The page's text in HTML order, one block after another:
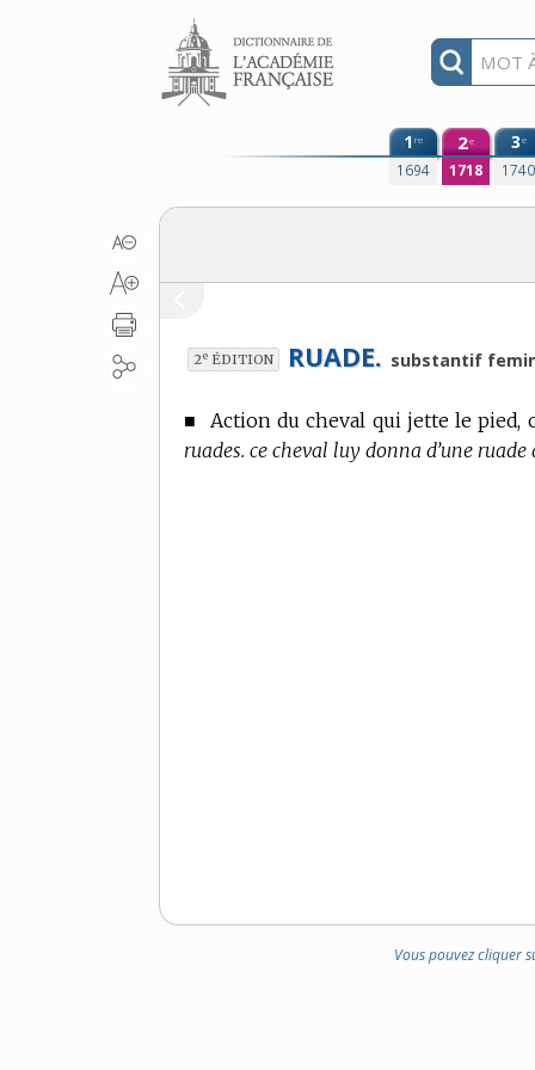
Aller au contenu
1re
1694
2e
1718
3e
1740
2e ÉDITION RUADE. substantif
■ Action du cheval qui jette le pied,
ruades. ce cheval luy donna d’une
Vous pouvez cliquer